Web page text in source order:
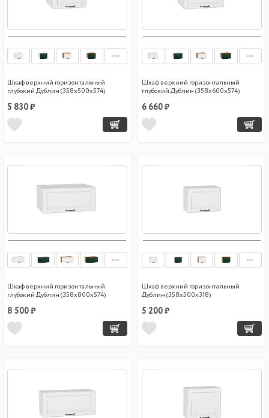
Шкаф верхний горизонтальный
глубокий Дублин (358х500х574)
5 830 ₽
Шкаф верхний горизонтальный
глубокий Дублин (358х600х574)
6 660 ₽
Шкаф верхний горизонтальный
глубокий Дублин (358х800х574)
8 500 ₽
Шкаф верхний горизонтальный
Дублин (358х500х318)
5 200 ₽